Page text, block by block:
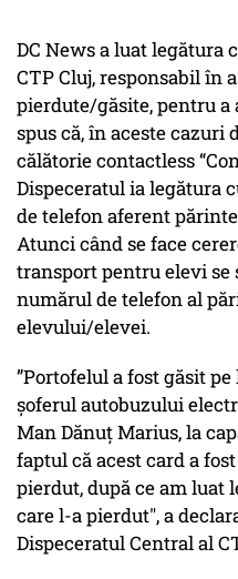
DC News a luat legătura
CTP Cluj, responsabil în
pierdute/găsite, pentru
spus că, în aceste cazuri
călătorie contactless
Dispeceratul ia legătura
de telefon aferent
Atunci când se face
transport pentru elevi
numărul de telefon al
elevului/elevei.
”Portofelul a fost găsit
șoferul autobuzului
Man Dănuț Marius, la
faptul că acest card a
pierdut, după ce am luat
care l-a pierdut", a
Dispeceratul Central al